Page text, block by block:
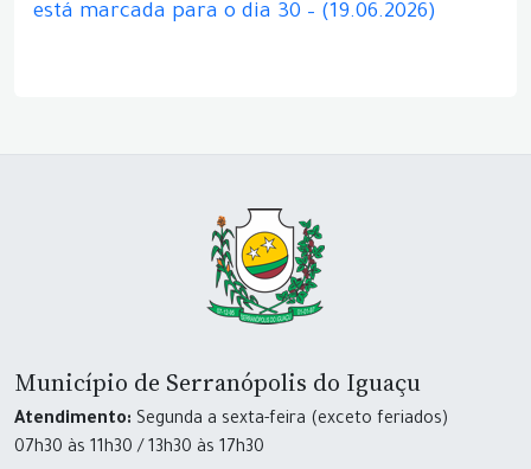
está marcada para o dia 30 – (19.06.2026)
Município de Serranópolis do Iguaçu
Atendimento: Segunda a sexta-feira (exceto feriados)
07h30 às 11h30 / 13h30 às 17h30